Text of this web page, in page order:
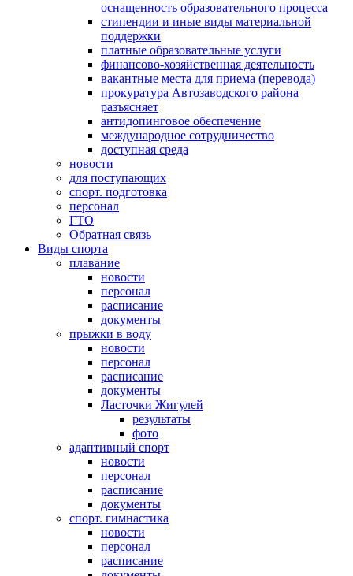
оснащенность образовательного процесса
стипендии и иные виды материальной
поддержки
платные образовательные услуги
финансово-хозяйственная деятельность
вакантные места для приема (перевода)
прокуратура Автозаводского района
разъясняет
антидопинговое обеспечение
международное сотрудничество
доступная среда
новости
для поступающих
спорт. подготовка
персонал
ГТО
Обратная связь
Виды спорта
плавание
новости
персонал
расписание
документы
прыжки в воду
новости
персонал
расписание
документы
Ласточки Жигулей
результаты
фото
адаптивный спорт
новости
персонал
расписание
документы
спорт. гимнастика
новости
персонал
расписание